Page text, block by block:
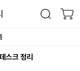
스크 정리